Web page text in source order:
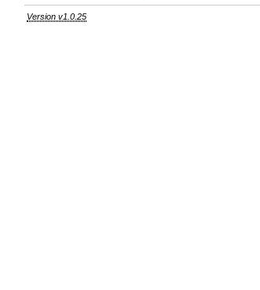
Version v1.0.25